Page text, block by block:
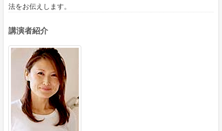
法をお伝えします。
講演者紹介